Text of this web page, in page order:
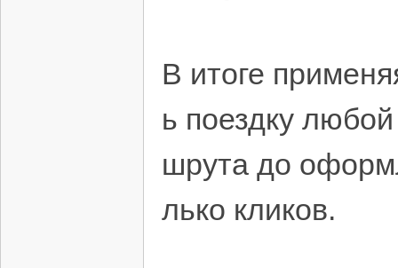
В итоге
ь поездку
шрута до
лько кликов.